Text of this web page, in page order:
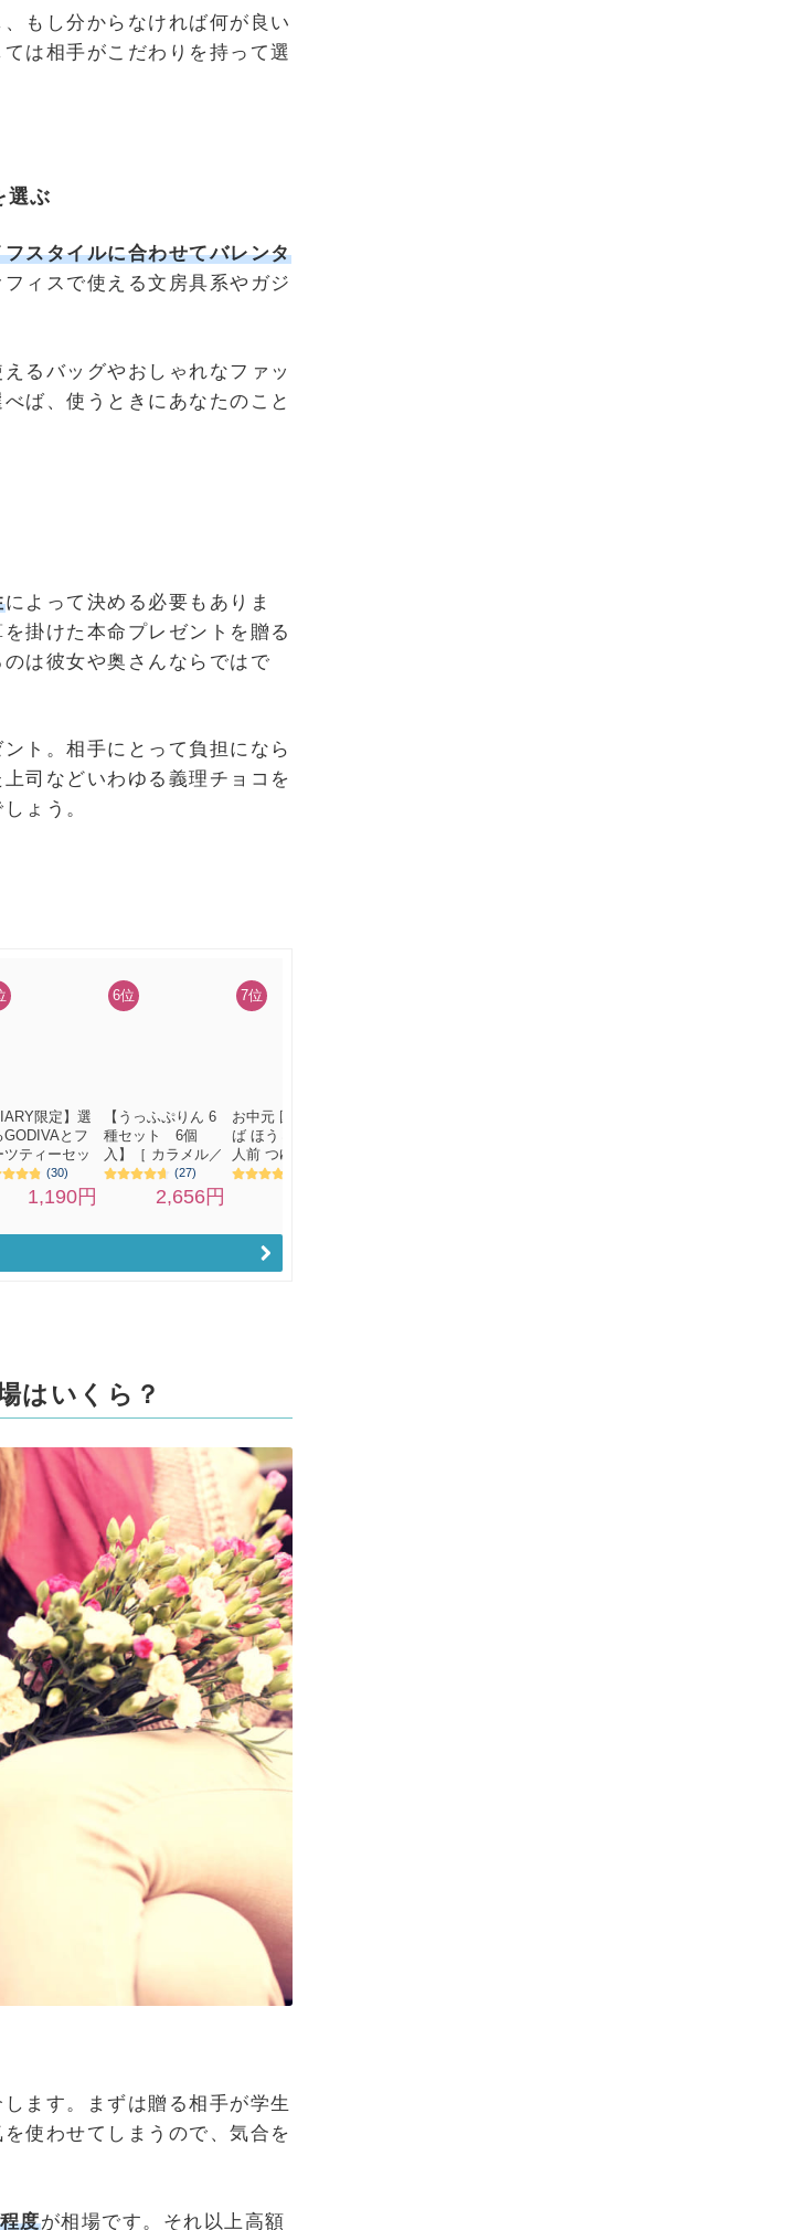
もし分からなければ何が良い
は相手がこだわりを持って選
選ぶ
フスタイルに合わせてバレンタ
ィスで使える文房具系やガジ
るバッグやおしゃれなファッ
ば、使うときにあなたのこと
によって決める必要もありま
掛けた本命プレゼントを贈る
は彼女や奥さんならではで
ト。相手にとって負担になら
司などいわゆる義理チョコを
ょう。
はいくら？
ます。まずは贈る相手が学生
使わせてしまうので、気合を
度が相場です。それ以上高額